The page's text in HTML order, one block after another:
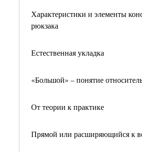
Характеристики и элементы
рюкзака
Естественная укладка
«Большой» – понятие
От теории к практике
Прямой или расширяющийся к